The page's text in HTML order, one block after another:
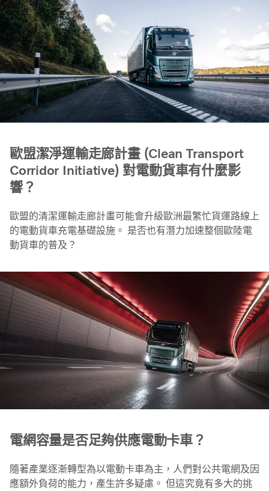
歐盟潔淨運輸走廊計畫 (Clean Transport
Corridor Initiative) 對電動貨車有什麼影
響？
歐盟的清潔運輸走廊計畫可能會升級歐洲最繁忙貨運路線上
的電動貨車充電基礎設施。 是否也有潛力加速整個歐陸電
動貨車的普及？
電網容量是否足夠供應電動卡車？
隨著產業逐漸轉型為以電動卡車為主，人們對公共電網及因
應額外負荷的能力，產生許多疑慮。 但這究竟有多大的挑